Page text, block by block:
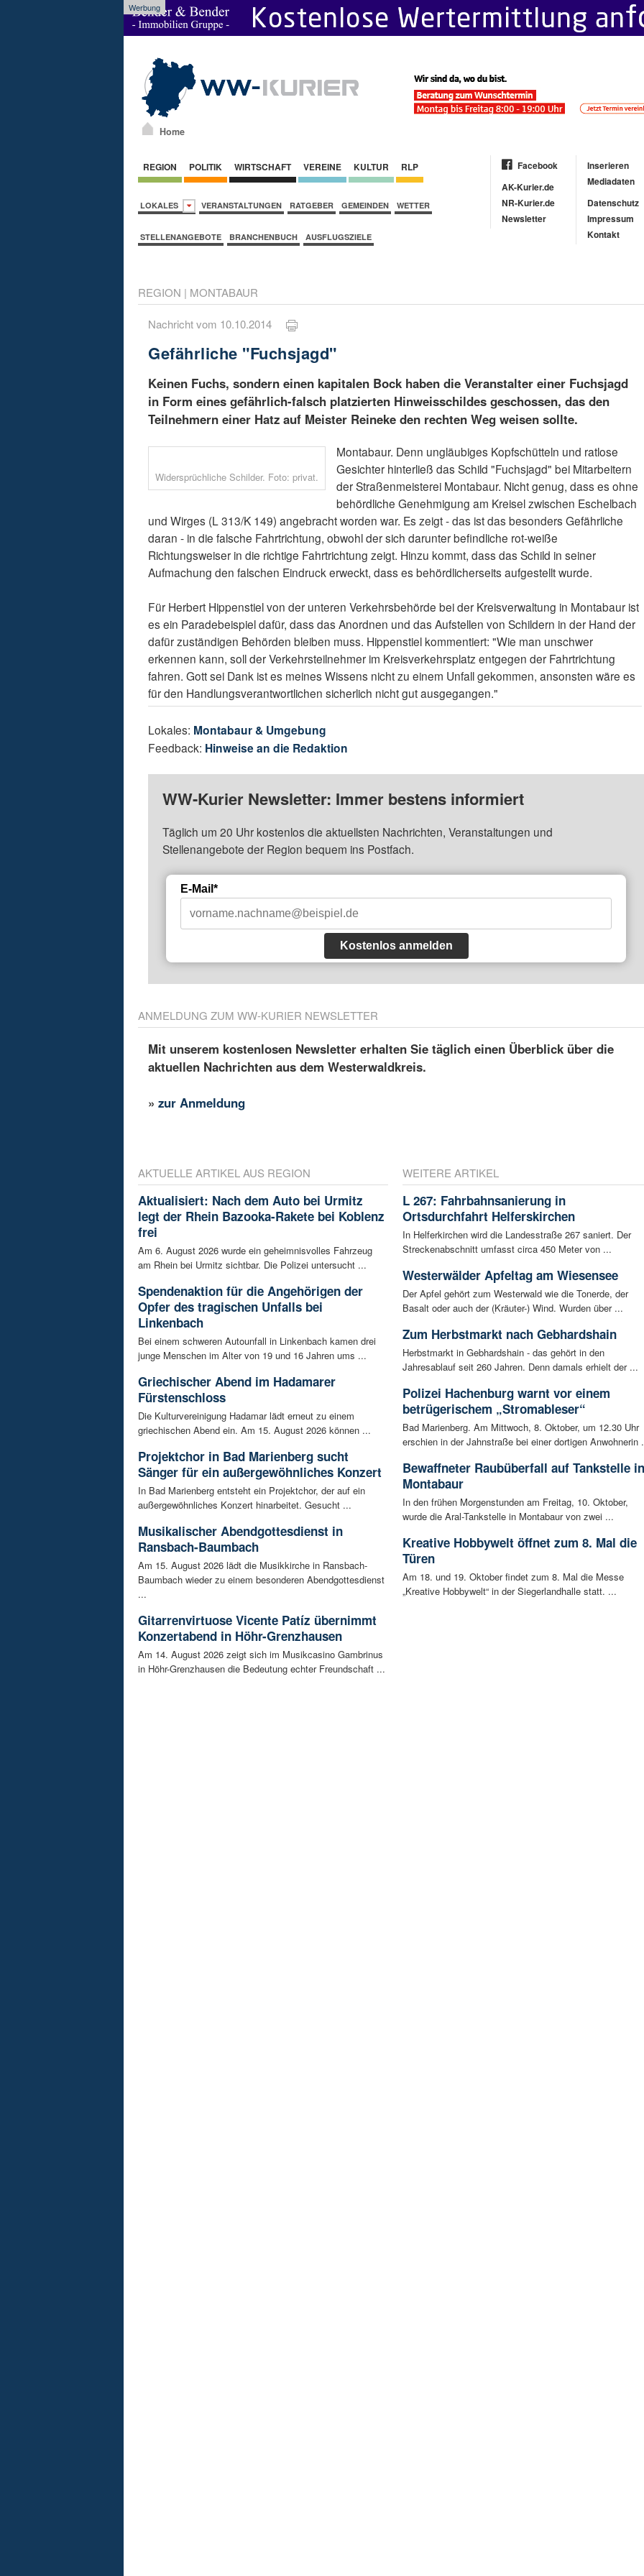
Werbung
Home
REGION POLITIK WIRTSCHAFT VEREINE KULTUR RLP
LOKALES VERANSTALTUNGEN RATGEBER GEMEINDEN WETTER
STELLENANGEBOTE BRANCHENBUCH AUSFLUGSZIELE
Facebook
AK-Kurier.de
NR-Kurier.de
Newsletter
Inserieren
Mediadaten
Datenschutz
Impressum
Kontakt
REGION | MONTABAUR
Nachricht vom 10.10.2014
Gefährliche "Fuchsjagd"
Keinen Fuchs, sondern einen kapitalen Bock haben die Veranstalter einer Fuchsjagd
in Form eines gefährlich-falsch platzierten Hinweisschildes geschossen, das den
Teilnehmern einer Hatz auf Meister Reineke den rechten Weg weisen sollte.
Widersprüchliche Schilder. Foto: privat.
Montabaur. Denn ungläubiges Kopfschütteln und ratlose
Gesichter hinterließ das Schild "Fuchsjagd" bei Mitarbeitern
der Straßenmeisterei Montabaur. Nicht genug, dass es ohne
behördliche Genehmigung am Kreisel zwischen Eschelbach
und Wirges (L 313/K 149) angebracht worden war. Es zeigt - das ist das besonders Gefährliche
daran - in die falsche Fahrtrichtung, obwohl der sich darunter befindliche rot-weiße
Richtungsweiser in die richtige Fahrtrichtung zeigt. Hinzu kommt, dass das Schild in seiner
Aufmachung den falschen Eindruck erweckt, dass es behördlicherseits aufgestellt wurde.
Für Herbert Hippenstiel von der unteren Verkehrsbehörde bei der Kreisverwaltung in Montabaur ist
es ein Paradebeispiel dafür, dass das Anordnen und das Aufstellen von Schildern in der Hand der
dafür zuständigen Behörden bleiben muss. Hippenstiel kommentiert: "Wie man unschwer
erkennen kann, soll der Verkehrsteilnehmer im Kreisverkehrsplatz entgegen der Fahrtrichtung
fahren. Gott sei Dank ist es meines Wissens nicht zu einem Unfall gekommen, ansonsten wäre es
für den Handlungsverantwortlichen sicherlich nicht gut ausgegangen."
Lokales: Montabaur & Umgebung
Feedback: Hinweise an die Redaktion
WW-Kurier Newsletter: Immer bestens informiert
Täglich um 20 Uhr kostenlos die aktuellsten Nachrichten, Veranstaltungen und
Stellenangebote der Region bequem ins Postfach.
E-Mail*
Kostenlos anmelden
ANMELDUNG ZUM WW-KURIER NEWSLETTER
Mit unserem kostenlosen Newsletter erhalten Sie täglich einen Überblick über die
aktuellen Nachrichten aus dem Westerwaldkreis.
»zur Anmeldung
AKTUELLE ARTIKEL AUS REGION
Aktualisiert: Nach dem Auto bei Urmitz
legt der Rhein Bazooka-Rakete bei Koblenz
frei
Am 6. August 2026 wurde ein geheimnisvolles Fahrzeug
am Rhein bei Urmitz sichtbar. Die Polizei untersucht ...
Spendenaktion für die Angehörigen der
Opfer des tragischen Unfalls bei
Linkenbach
Bei einem schweren Autounfall in Linkenbach kamen drei
junge Menschen im Alter von 19 und 16 Jahren ums ...
Griechischer Abend im Hadamarer
Fürstenschloss
Die Kulturvereinigung Hadamar lädt erneut zu einem
griechischen Abend ein. Am 15. August 2026 können ...
Projektchor in Bad Marienberg sucht
Sänger für ein außergewöhnliches Konzert
In Bad Marienberg entsteht ein Projektchor, der auf ein
außergewöhnliches Konzert hinarbeitet. Gesucht ...
Musikalischer Abendgottesdienst in
Ransbach-Baumbach
Am 15. August 2026 lädt die Musikkirche in Ransbach-
Baumbach wieder zu einem besonderen Abendgottesdienst
...
Gitarrenvirtuose Vicente Patíz übernimmt
Konzertabend in Höhr-Grenzhausen
Am 14. August 2026 zeigt sich im Musikcasino Gambrinus
in Höhr-Grenzhausen die Bedeutung echter Freundschaft ...
WEITERE ARTIKEL
L 267: Fahrbahnsanierung in
Ortsdurchfahrt Helferskirchen
In Helferkirchen wird die Landesstraße 267 saniert. Der
Streckenabschnitt umfasst circa 450 Meter von ...
Westerwälder Apfeltag am Wiesensee
Der Apfel gehört zum Westerwald wie die Tonerde, der
Basalt oder auch der (Kräuter-) Wind. Wurden über ...
Zum Herbstmarkt nach Gebhardshain
Herbstmarkt in Gebhardshain - das gehört in den
Jahresablauf seit 260 Jahren. Denn damals erhielt der ...
Polizei Hachenburg warnt vor einem
betrügerischem „Stromableser“
Bad Marienberg. Am Mittwoch, 8. Oktober, um 12.30 Uhr
erschien in der Jahnstraße bei einer dortigen Anwohnerin
Bewaffneter Raubüberfall auf Tankstelle in
Montabaur
In den frühen Morgenstunden am Freitag, 10. Oktober,
wurde die Aral-Tankstelle in Montabaur von zwei ...
Kreative Hobbywelt öffnet zum 8. Mal die
Türen
Am 18. und 19. Oktober findet zum 8. Mal die Messe
„Kreative Hobbywelt“ in der Siegerlandhalle statt. ...